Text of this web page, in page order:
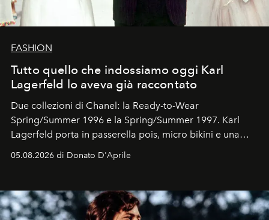
FASHION
Tutto quello che indossiamo oggi Karl
Lagerfeld lo aveva già raccontato
Due collezioni di Chanel: la Ready-to-Wear
Spring/Summer 1996 e la Spring/Summer 1997. Karl
Lagerfeld porta in passerella pois, micro bikini e una
Kate, Claudia e Carla una dietro l'altra. Trent'anni dopo,
uno dei documenti più contemporanei che abbiamo.
05.08.2026 di Donato D'Aprile